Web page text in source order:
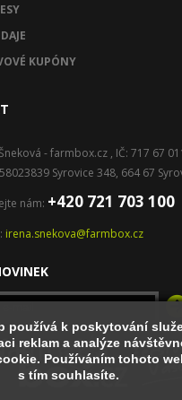
používá k poskytování
reklam a analýze
Používáním tohoto
s tím souhlasíte.
KUPÓNY
- farmbox.cz , IČ: 717 67
Syrovice 348, 664 67
nám: +420 721 703 100
irena.snekova@farmbox.cz
používá k poskytování
reklam a analýze
Používáním tohoto
s tím souhlasíte.